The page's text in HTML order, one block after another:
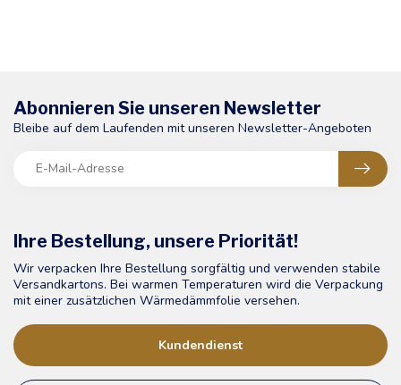
Ihre Bestellung, unsere Priorität!
Wir verpacken Ihre Bestellung sorgfältig und verwenden stabile
Versandkartons. Bei warmen Temperaturen wird die Verpackung
mit einer zusätzlichen Wärmedämmfolie versehen.
Kundendienst
Abonnieren Sie unseren Newsletter
Bleibe auf dem Laufenden mit unseren Newsletter-Angeboten